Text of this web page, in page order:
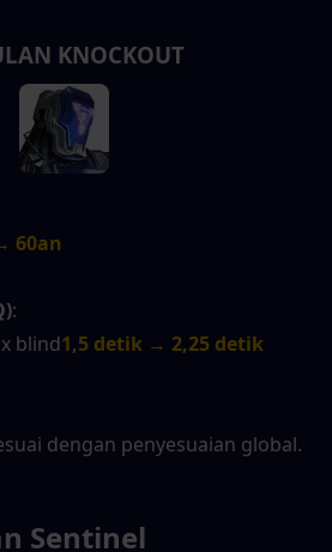
KNOCKOUT
60an
:
blind1,5 detik → 2,25 detik
dengan penyesuaian global.
Sentinel